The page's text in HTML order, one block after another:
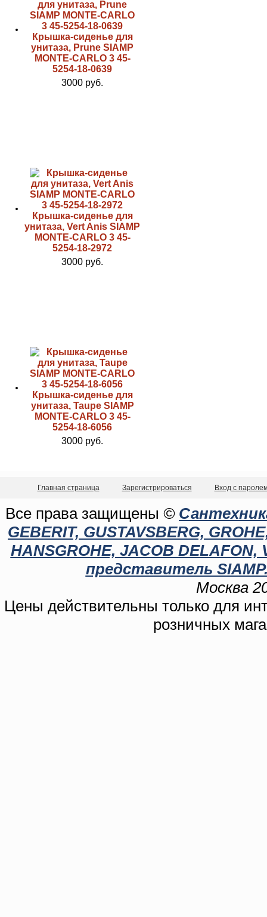
Крышка-сиденье для
унитаза, Prune SIAMP
MONTE-CARLO 3 45-
5254-18-0639
3000 руб.
Крышка-сиденье для
унитаза, Vert Anis SIAMP
MONTE-CARLO 3 45-
5254-18-2972
3000 руб.
Крышка-сиденье для
унитаза, Taupe SIAMP
MONTE-CARLO 3 45-
5254-18-6056
3000 руб.
Главная страница Зарегистрироваться Вход с
Все права защищены ©
GEBERIT, GUSTAVSBERG,
HANSGROHE, JACOB
представитель
Москва
Цены действительны только для
розничных